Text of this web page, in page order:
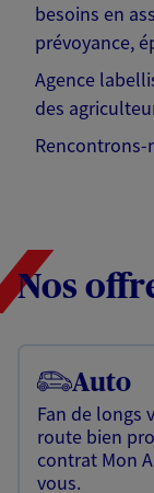
besoins en
prévoyance,
Agence
des
Nos
Auto
Fan de longs
route bien
contrat Mon
vous.